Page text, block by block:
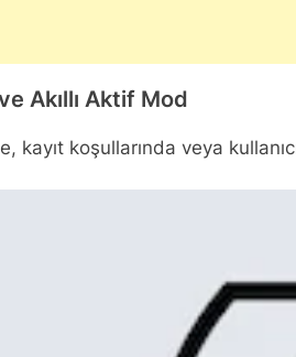
Akıllı Aktif Mod
kayıt koşullarında veya